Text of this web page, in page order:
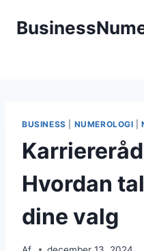
BUSINESS NUMEROLOGI |
Hvordan
dine valg